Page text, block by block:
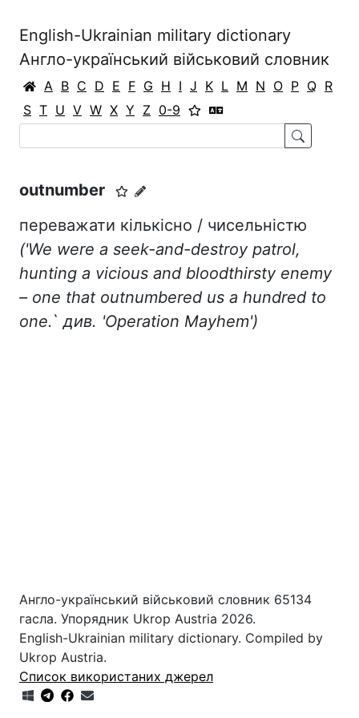
English-Ukrainian military dictionary
Англо-український військовий словник
A B C D E F G H I J K L M N O P Q R
S T U V W X Y Z 0-9
outnumber
переважати кількісно / чисельністю
('We were a seek-and-destroy patrol,
hunting a vicious and bloodthirsty enemy
– one that outnumbered us a hundred to
one.` див. 'Operation Mayhem')
Англо-український військовий словник 65134
гасла. Упорядник Ukrop Austria 2026.
English-Ukrainian military dictionary. Compiled by
Ukrop Austria.
Список використаних джерел